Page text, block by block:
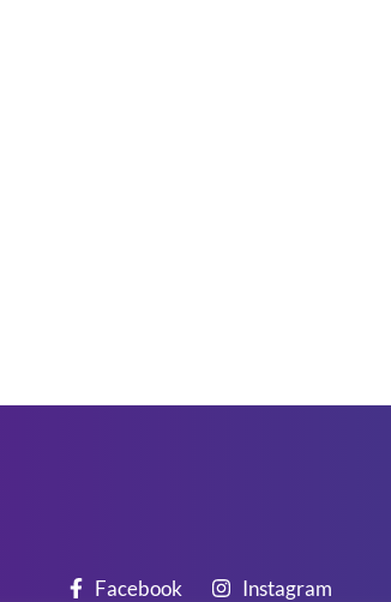
Facebook Instagram